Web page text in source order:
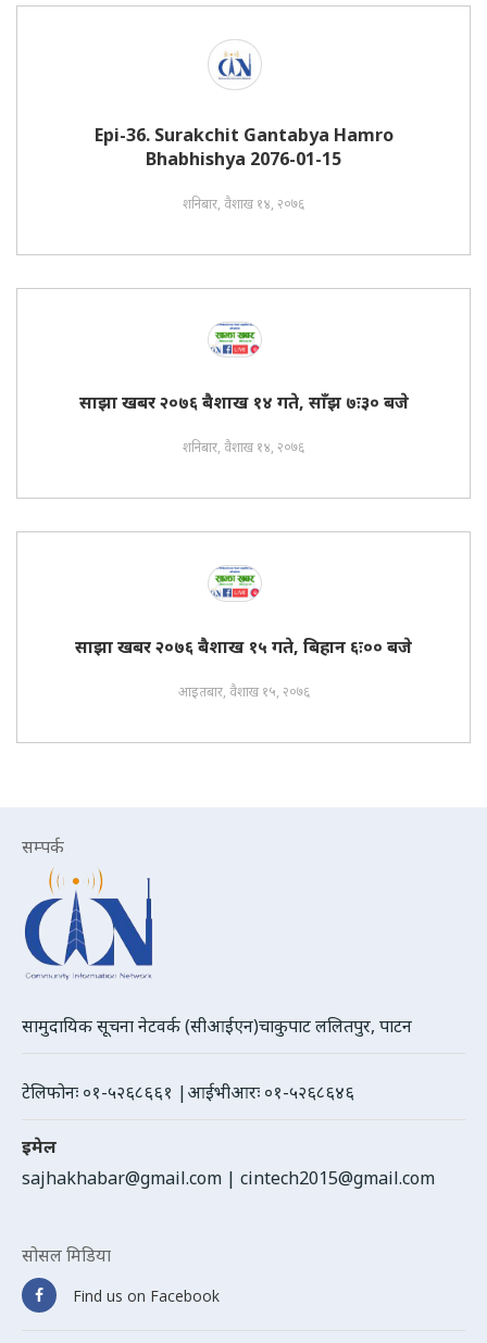
Epi-36. Surakchit Gantabya Hamro
Bhabhishya 2076-01-15
शनिबार, वैशाख १४, २०७६
साझा खबर २०७६ बैशाख १४ गते, साँझ ७ः३० बजे
शनिबार, वैशाख १४, २०७६
साझा खबर २०७६ बैशाख १५ गते, बिहान ६ः०० बजे
आइतबार, वैशाख १५, २०७६
सम्पर्क
सामुदायिक सूचना नेटवर्क (सीआईएन)चाकुपाट ललितपुर, पाटन
टेलिफोनः ०१-५२६८६६१ |आईभीआरः ०१-५२६८६४६
इमेल
sajhakhabar@gmail.com | cintech2015@gmail.com
सोसल मिडिया
Find us on Facebook